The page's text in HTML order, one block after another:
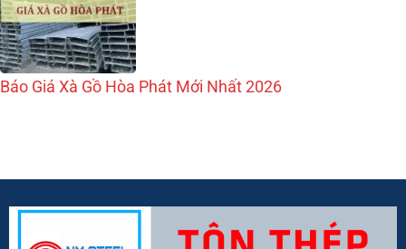
Báo Giá Xà Gồ Hòa Phát Mới Nhất 2026